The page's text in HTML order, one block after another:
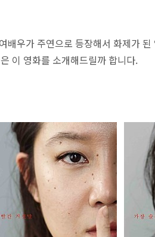
여배우가 주연으로 등장해서 화제가 된
이 영화를 소개해드릴까 합니다.